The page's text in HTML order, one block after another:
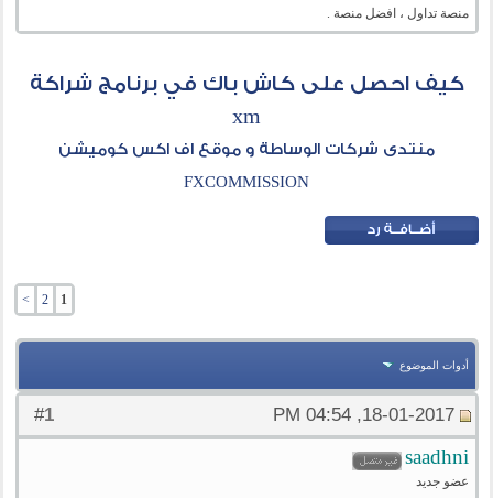
منصة تداول ، افضل منصة .
كيف احصل على كاش باك في برنامج شراكة
xm
منتدى شركات الوساطة و موقع اف اكس كوميشن
FXCOMMISSION
1
2
>
أدوات الموضوع
#
1 18-01-2017, 04:54 PM
saadhni
عضو جديد